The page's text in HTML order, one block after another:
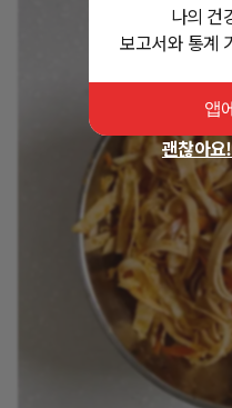
나의 건
보고서와 통계
앱
괜찮아요